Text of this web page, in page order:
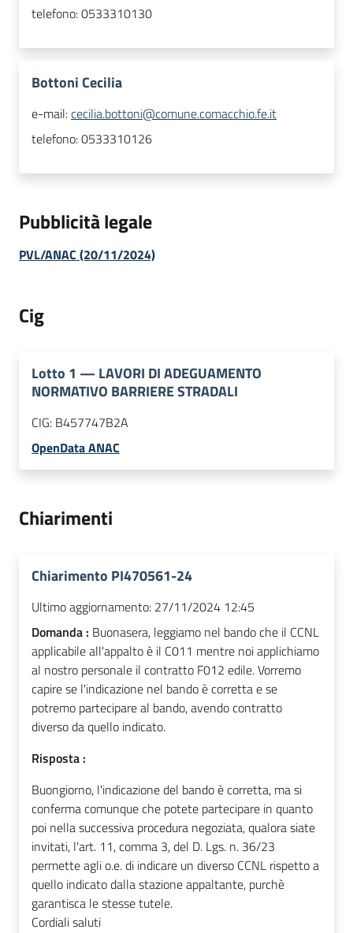
telefono:0533310130
Bottoni Cecilia
e-mail:cecilia.bottoni@comune.comacchio.fe.it
telefono:0533310126
Pubblicità legale
PVL/ANAC (20/11/2024)
Cig
Lotto 1 — LAVORI DI ADEGUAMENTO
NORMATIVO BARRIERE STRADALI
CIG: B457747B2A
OpenData ANAC
Chiarimenti
Chiarimento PI470561-24
Ultimo aggiornamento: 27/11/2024 12:45
Domanda : Buonasera, leggiamo nel bando che il CCNL
applicabile all'appalto è il C011 mentre noi applichiamo
al nostro personale il contratto F012 edile. Vorremo
capire se l'indicazione nel bando è corretta e se
potremo partecipare al bando, avendo contratto
diverso da quello indicato.
Risposta :
Buongiorno, l'indicazione del bando è corretta, ma si
conferma comunque che potete partecipare in quanto
poi nella successiva procedura negoziata, qualora siate
invitati, l'art. 11, comma 3, del D. Lgs. n. 36/23
permette agli o.e. di indicare un diverso CCNL rispetto a
quello indicato dalla stazione appaltante, purchè
garantisca le stesse tutele.
Cordiali saluti